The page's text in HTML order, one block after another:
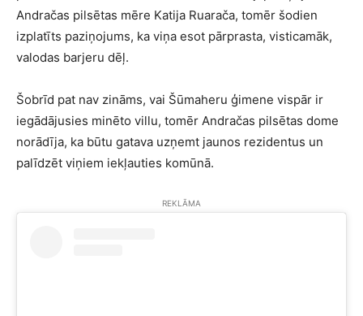
Andračas pilsētas mēre Katija Ruarača, tomēr šodien
izplatīts paziņojums, ka viņa esot pārprasta, visticamāk,
valodas barjeru dēļ.
Šobrīd pat nav zināms, vai Šūmaheru ģimene vispār ir
iegādājusies minēto villu, tomēr Andračas pilsētas dome
norādīja, ka būtu gatava uzņemt jaunos rezidentus un
palīdzēt viņiem iekļauties komūnā.
REKLĀMA